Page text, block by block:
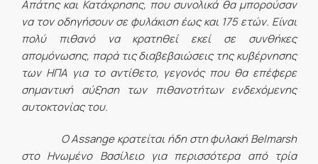
Απάτης και Κατάχρησης, που συνολικά θα μπορούσαν
να τον οδηγήσουν σε φυλάκιση έως και 175 ετών. Είναι
πολύ πιθανό να κρατηθεί εκεί σε συνθήκες
απομόνωσης, παρά τις διαβεβαιώσεις της κυβέρνησης
των ΗΠΑ για το αντίθετο, γεγονός που θα επέφερε
σημαντική αύξηση των πιθανοτήτων ενδεχόμενης
αυτοκτονίας του.
ΟAssangeκρατείται ήδη στη φυλακή Belmarsh
στο Ηνωμένο Βασίλειο για περισσότερα από τρία